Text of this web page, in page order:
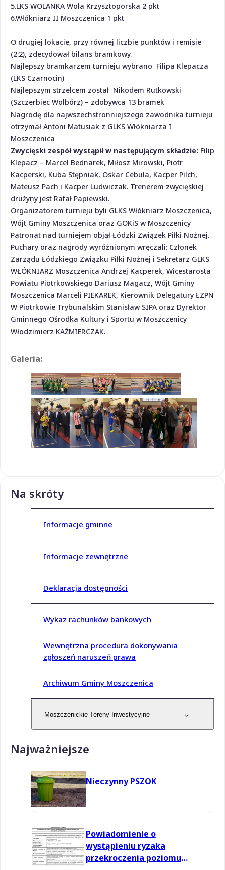
5.LKS WOLANKA Wola Krzysztoporska 2 pkt
6.Włókniarz II Moszczenica 1 pkt
O drugiej lokacie, przy równej liczbie punktów i remisie
(2:2), zdecydował bilans bramkowy.
Najlepszy bramkarzem turnieju wybrano Filipa Klepacza
(LKS Czarnocin)
Najlepszym strzelcem został Nikodem Rutkowski
(Szczerbiec Wolbórz) – zdobywca 13 bramek
Nagrodę dla najwszechstronniejszego zawodnika turnieju
otrzymał Antoni Matusiak z GLKS Włókniarza I
Moszczenica
Zwycięski zespół wystąpił w następującym składzie: Filip
Klepacz – Marcel Bednarek, Miłosz Mirowski, Piotr
Kacperski, Kuba Stępniak, Oskar Cebula, Kacper Pilch,
Mateusz Pach i Kacper Ludwiczak. Trenerem zwycięskiej
drużyny jest Rafał Papiewski.
Organizatorem turnieju byli GLKS Włókniarz Moszczenica,
Wójt Gminy Moszczenica oraz GOKiS w Moszczenicy
Patronat nad turniejem objął Łódzki Związek Piłki Nożnej.
Puchary oraz nagrody wyróżnionym wręczali: Członek
Zarządu Łódzkiego Związku Piłki Nożnej i Sekretarz GLKS
WŁÓKNIARZ Moszczenica Andrzej Kacperek, Wicestarosta
Powiatu Piotrkowskiego Dariusz Magacz, Wójt Gminy
Moszczenica Marceli PIEKAREK, Kierownik Delegatury ŁZPN
W Piotrkowie Trybunalskim Stanisław SIPA oraz Dyrektor
Gminnego Ośrodka Kultury i Sportu w Moszczenicy
Włodzimierz KAŹMIERCZAK.
Galeria:
Na skróty
Informacje gminne
Informacje zewnętrzne
Deklaracja dostępności
Wykaz rachunków bankowych
Wewnętrzna procedura dokonywania
zgłoszeń naruszeń prawa
Archiwum Gminy Moszczenica
Moszczenickie Tereny Inwestycyjne
Najważniejsze
Nieczynny PSZOK
Powiadomienie o
wystąpieniu ryzaka
przekroczenia poziomu